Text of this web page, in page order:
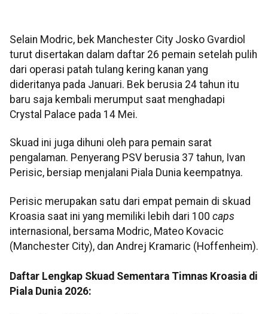
Selain Modric, bek Manchester City Josko Gvardiol
turut disertakan dalam daftar 26 pemain setelah pulih
dari operasi patah tulang kering kanan yang
dideritanya pada Januari. Bek berusia 24 tahun itu
baru saja kembali merumput saat menghadapi
Crystal Palace pada 14 Mei.
Skuad ini juga dihuni oleh para pemain sarat
pengalaman. Penyerang PSV berusia 37 tahun, Ivan
Perisic, bersiap menjalani Piala Dunia keempatnya.
Perisic merupakan satu dari empat pemain di skuad
Kroasia saat ini yang memiliki lebih dari 100 caps
internasional, bersama Modric, Mateo Kovacic
(Manchester City), dan Andrej Kramaric (Hoffenheim).
Daftar Lengkap Skuad Sementara Timnas Kroasia di
Piala Dunia 2026: